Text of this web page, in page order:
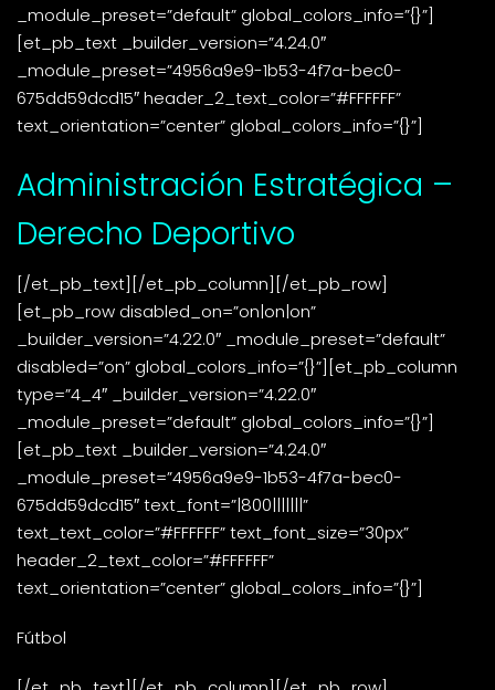
_module_preset=”default” global_colors_info=”{}”]
[et_pb_text _builder_version=”4.24.0″
_module_preset=”4956a9e9-1b53-4f7a-bec0-
675dd59dcd15″ header_2_text_color=”#FFFFFF”
text_orientation=”center” global_colors_info=”{}”]
Administración Estratégica –
Derecho Deportivo
[/et_pb_text][/et_pb_column][/et_pb_row]
[et_pb_row disabled_on=”on|on|on”
_builder_version=”4.22.0″ _module_preset=”default”
disabled=”on” global_colors_info=”{}”][et_pb_column
type=”4_4″ _builder_version=”4.22.0″
_module_preset=”default” global_colors_info=”{}”]
[et_pb_text _builder_version=”4.24.0″
_module_preset=”4956a9e9-1b53-4f7a-bec0-
675dd59dcd15″ text_font=”|800|||||||”
text_text_color=”#FFFFFF” text_font_size=”30px”
header_2_text_color=”#FFFFFF”
text_orientation=”center” global_colors_info=”{}”]
Fútbol